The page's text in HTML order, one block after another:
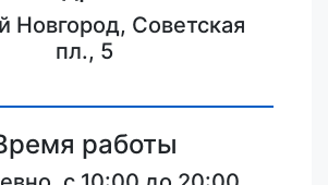
Новгород, Советская
пл., 5
работы